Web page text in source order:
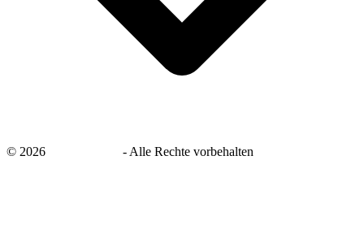
© 2026 - Alle Rechte vorbehalten